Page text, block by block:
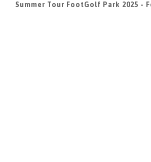
Summer Tour FootGolf Park 2025 -